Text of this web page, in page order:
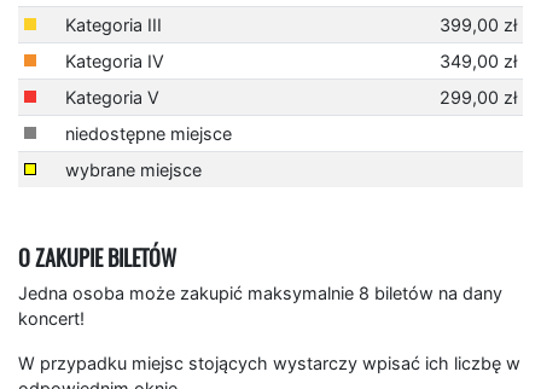
Kategoria III
399,00 zł
Kategoria IV
349,00 zł
Kategoria V
299,00 zł
niedostępne miejsce
wybrane miejsce
O ZAKUPIE BILETÓW
Jedna osoba może zakupić maksymalnie 8 biletów na dany
koncert!
W przypadku miejsc stojących wystarczy wpisać ich liczbę w